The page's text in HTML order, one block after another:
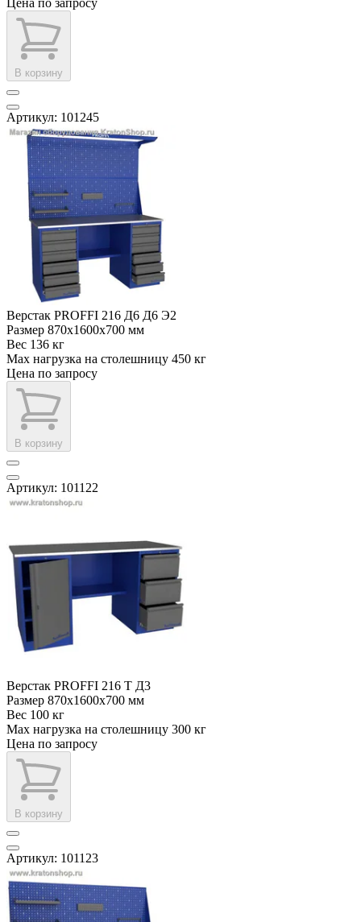
В корзину
Артикул: 101245
Верстак PROFFI 216 Д6 Д6 Э2
Размер 870x1600x700 мм
Вес 136 кг
Max нагрузка на столешницу 450 кг
Цена по запросу
В корзину
Артикул: 101122
Верстак PROFFI 216 Т Д3
Размер 870x1600x700 мм
Вес 100 кг
Max нагрузка на столешницу 300 кг
Цена по запросу
В корзину
Артикул: 101123